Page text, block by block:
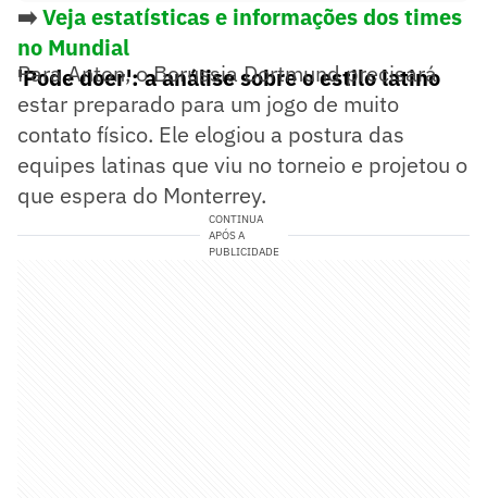
➡️Veja estatísticas e informações dos times
no Mundial
'Pode doer': a análise sobre o estilo latino
Para Anton, o Borussia Dortmund precisará
estar preparado para um jogo de muito
contato físico. Ele elogiou a postura das
equipes latinas que viu no torneio e projetou o
que espera do Monterrey.
CONTINUA
APÓS A
PUBLICIDADE